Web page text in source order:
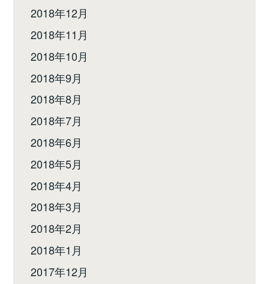
2018年12月
2018年11月
2018年10月
2018年9月
2018年8月
2018年7月
2018年6月
2018年5月
2018年4月
2018年3月
2018年2月
2018年1月
2017年12月